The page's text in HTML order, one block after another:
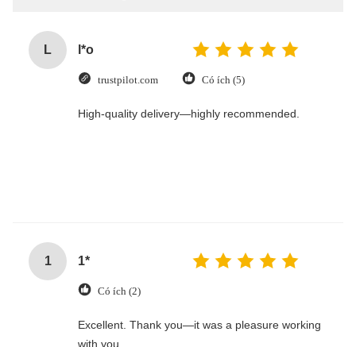
L l*o
trustpilot.com Có ích (5)
High-quality delivery—highly recommended.
1 1*
Có ích (2)
Excellent. Thank you—it was a pleasure working
with you.